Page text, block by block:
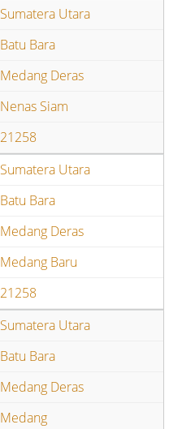
Sumatera Utara
Batu Bara
Medang Deras
Nenas Siam
21258
Sumatera Utara
Batu Bara
Medang Deras
Medang Baru
21258
Sumatera Utara
Batu Bara
Medang Deras
Medang